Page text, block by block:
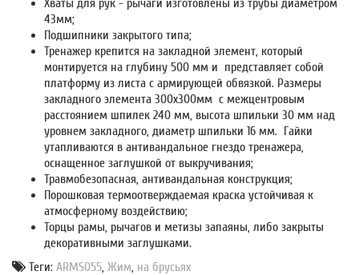
Хваты для рук - рычаги изготовлены из трубы диаметром
43мм;
Подшипники закрытого типа;
Тренажер крепится на закладной элемент, который
монтируется на глубину 500 мм и представляет собой
платформу из листа с армирующей обвязкой. Размеры
закладного элемента 300х300мм с межцентровым
расстоянием шпилек 240 мм, высота шпильки 30 мм над
уровнем закладного, диаметр шпильки 16 мм. Гайки
утапливаются в антивандальное гнездо тренажера,
оснащенное заглушкой от выкручивания;
Травмобезопасная, антивандальная конструкция;
Порошковая термоотверждаемая краска устойчивая к
атмосферному воздействию;
Торцы рамы, рычагов и метизы запаяны, либо закрыты
декоративными заглушками.
Теги: ARMS055, Жим, на брусьях